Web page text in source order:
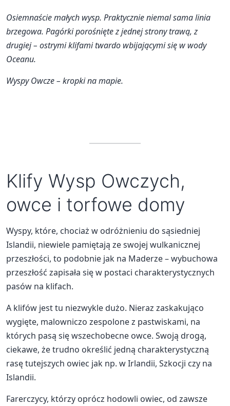
Osiemnaście małych wysp. Praktycznie niemal sama linia
brzegowa. Pagórki porośnięte z jednej strony trawą, z
drugiej – ostrymi klifami twardo wbijającymi się w wody
Oceanu.
Wyspy Owcze – kropki na mapie.
Klify Wysp Owczych,
owce i torfowe domy
Wyspy, które, chociaż w odróżnieniu do sąsiedniej
Islandii, niewiele pamiętają ze swojej wulkanicznej
przeszłości, to podobnie jak na Maderze – wybuchowa
przeszłość zapisała się w postaci charakterystycznych
pasów na klifach.
A klifów jest tu niezwykle dużo. Nieraz zaskakująco
wygięte, malowniczo zespolone z pastwiskami, na
których pasą się wszechobecne owce. Swoją drogą,
ciekawe, że trudno określić jedną charakterystyczną
rasę tutejszych owiec jak np. w Irlandii, Szkocji czy na
Islandii.
Farerczycy, którzy oprócz hodowli owiec, od zawsze